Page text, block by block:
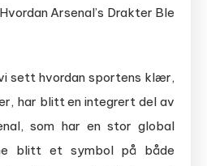
Arsenal’s Drakter Ble
sett hvordan sportens klær,
har blitt en integrert del av
som har en stor global
blitt et symbol på både